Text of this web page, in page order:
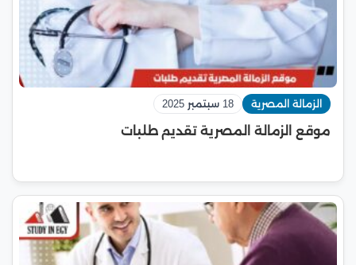
الزمالة المصرية 18 سبتمبر 2025
موقع الزمالة المصرية تقديم طلبات